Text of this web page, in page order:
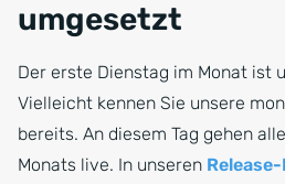
umgesetzt
Der erste Dienstag im Monat ist
Vielleicht kennen Sie unsere
bereits. An diesem Tag gehen
Monats live. In unseren